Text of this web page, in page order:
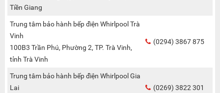
Tiền Giang
Trung tâm bảo hành bếp điện Whirlpool Trà
Vinh
100B3 Trần Phú, Phường 2, TP. Trà Vinh,
tỉnh Trà Vinh
(0294) 3867 875
Trung tâm bảo hành bếp điện Whirlpool Gia
Lai
(0269) 3822 301